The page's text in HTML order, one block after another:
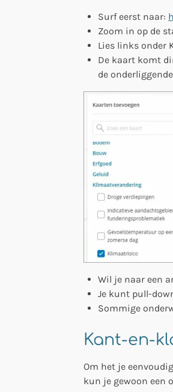
Surf eerst naar:
Zoom in op de
Lies links onder
De kaart komt
de
Wil je naar een
Je kunt pull-
Sommige
Kant-en-
Om het je
kun je gewoon een